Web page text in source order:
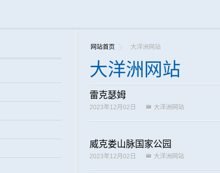
网站首页 大洋洲网站
大洋洲网站
雷克瑟姆
2023年12月02日 大洋洲网站
威克娄山脉国家公园
2023年12月02日 大洋洲网站